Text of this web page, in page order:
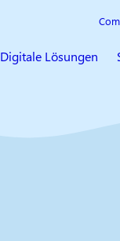
Digitale Lösungen